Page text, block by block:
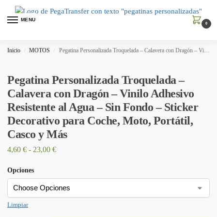
MENU
0
Inicio / MOTOS / Pegatina Personalizada Troquelada – Calavera con Dragón – Vinilo Adhesivo Resistente al Agua – Sin Fondo – Sticker Decorativo para Coche, Moto, Portátil, Casco y Más
Pegatina Personalizada Troquelada –
Calavera con Dragón – Vinilo Adhesivo
Resistente al Agua – Sin Fondo – Sticker
Decorativo para Coche, Moto, Portátil,
Casco y Más
4,60 € - 23,00 €
Opciones
Limpiar